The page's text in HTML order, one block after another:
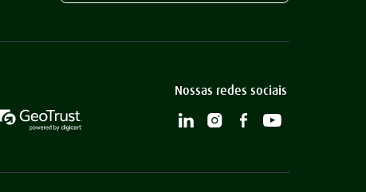
Nossas redes sociais